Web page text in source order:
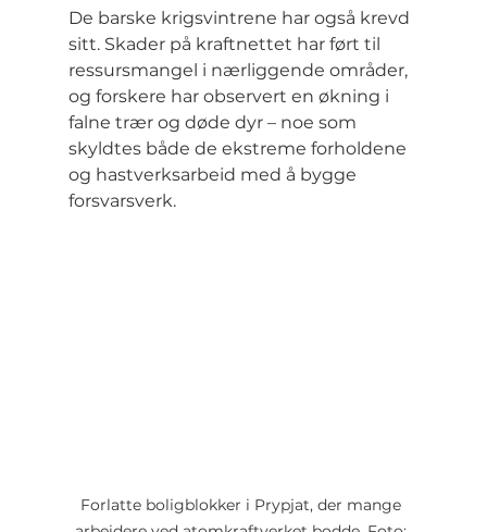
De barske krigsvintrene har også krevd
sitt. Skader på kraftnettet har ført til
ressursmangel i nærliggende områder,
og forskere har observert en økning i
falne trær og døde dyr – noe som
skyldtes både de ekstreme forholdene
og hastverksarbeid med å bygge
forsvarsverk.
Forlatte boligblokker i Prypjat, der mange